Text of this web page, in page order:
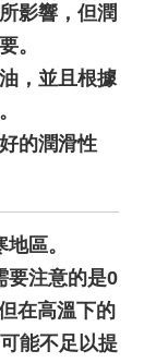
影響，但潤
。
，並且根據
的潤滑性
區。
要注意的是0
在高溫下的
能不足以提